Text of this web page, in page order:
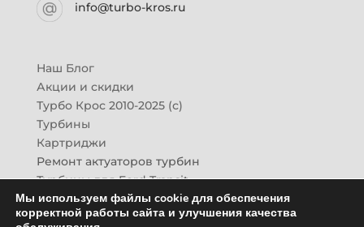
info@turbo-kros.ru
Наш Блог
Акции и скидки
Турбо Крос 2010-2025 (с)
Турбины
Картриджи
Ремонт актуаторов турбин
Турбины для Ford Transit
Турбины для Mazda CX-7
Картридж для ГАЗон-Next
Мы используем файлы cookie для обеспечения
корректной работы сайта и улучшения качества